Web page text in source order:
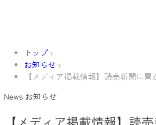
トップ
お知らせ
【メディア掲載情報】読売新聞に
News お知らせ
【メディア掲載情報】読